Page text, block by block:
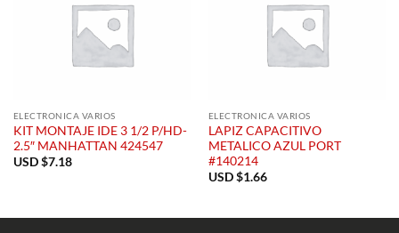
ELECTRONICA VARIOS
KIT MONTAJE IDE 3 1/2 P/HD-
2.5″ MANHATTAN 424547
USD $7.18
ELECTRONICA VARIOS
LAPIZ CAPACITIVO
METALICO AZUL PORT
#140214
USD $1.66